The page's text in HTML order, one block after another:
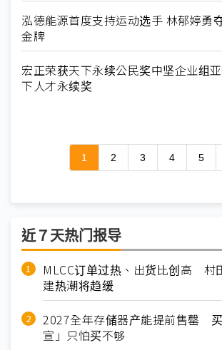
泓德能源首度支持运动选手 林郁婷勇
金牌
宏正荣获天下永续公民奖中坚企业组
下人才永续奖
1 2 3 4 5
近７天热门报导
MLCC订单过热、出货比创高 村
建热潮将趋缓
2027全年存储器产能提前售罄
宣」只怕买不够